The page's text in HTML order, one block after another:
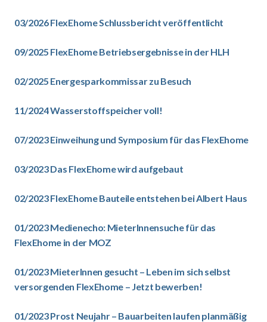
03/2026 FlexEhome Schlussbericht veröffentlicht
09/2025 FlexEhome Betriebsergebnisse in der HLH
02/2025 Energesparkommissar zu Besuch
11/2024 Wasserstoffspeicher voll!
07/2023 Einweihung und Symposium für das FlexEhome
03/2023 Das FlexEhome wird aufgebaut
02/2023 FlexEhome Bauteile entstehen bei Albert Haus
01/2023 Medienecho: MieterInnensuche für das
FlexEhome in der MOZ
01/2023 MieterInnen gesucht – Leben im sich selbst
versorgenden FlexEhome – Jetzt bewerben!
01/2023 Prost Neujahr – Bauarbeiten laufen planmäßig